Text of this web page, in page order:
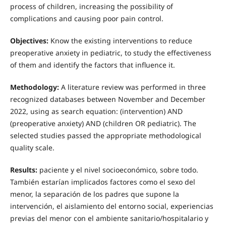
process of children, increasing the possibility of
complications and causing poor pain control.
Objectives:Know the existing interventions to reduce
preoperative anxiety in pediatric, to study the effectiveness
of them and identify the factors that influence it.
Methodology:A literature review was performed in three
recognized databases between November and December
2022, using as search equation: (intervention) AND
(preoperative anxiety) AND (children OR pediatric). The
selected studies passed the appropriate methodological
quality scale.
Results:paciente y el nivel socioeconómico, sobre todo.
También estarían implicados factores como el sexo del
menor, la separación de los padres que supone la
intervención, el aislamiento del entorno social, experiencias
previas del menor con el ambiente sanitario/hospitalario y